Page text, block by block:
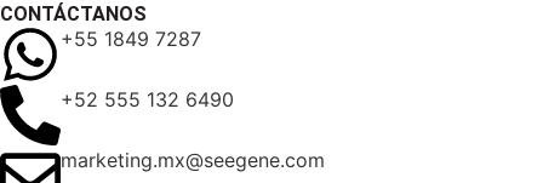
CONTÁCTANOS
+55 1849 7287
+52 555 132 6490
marketing.mx@seegene.com